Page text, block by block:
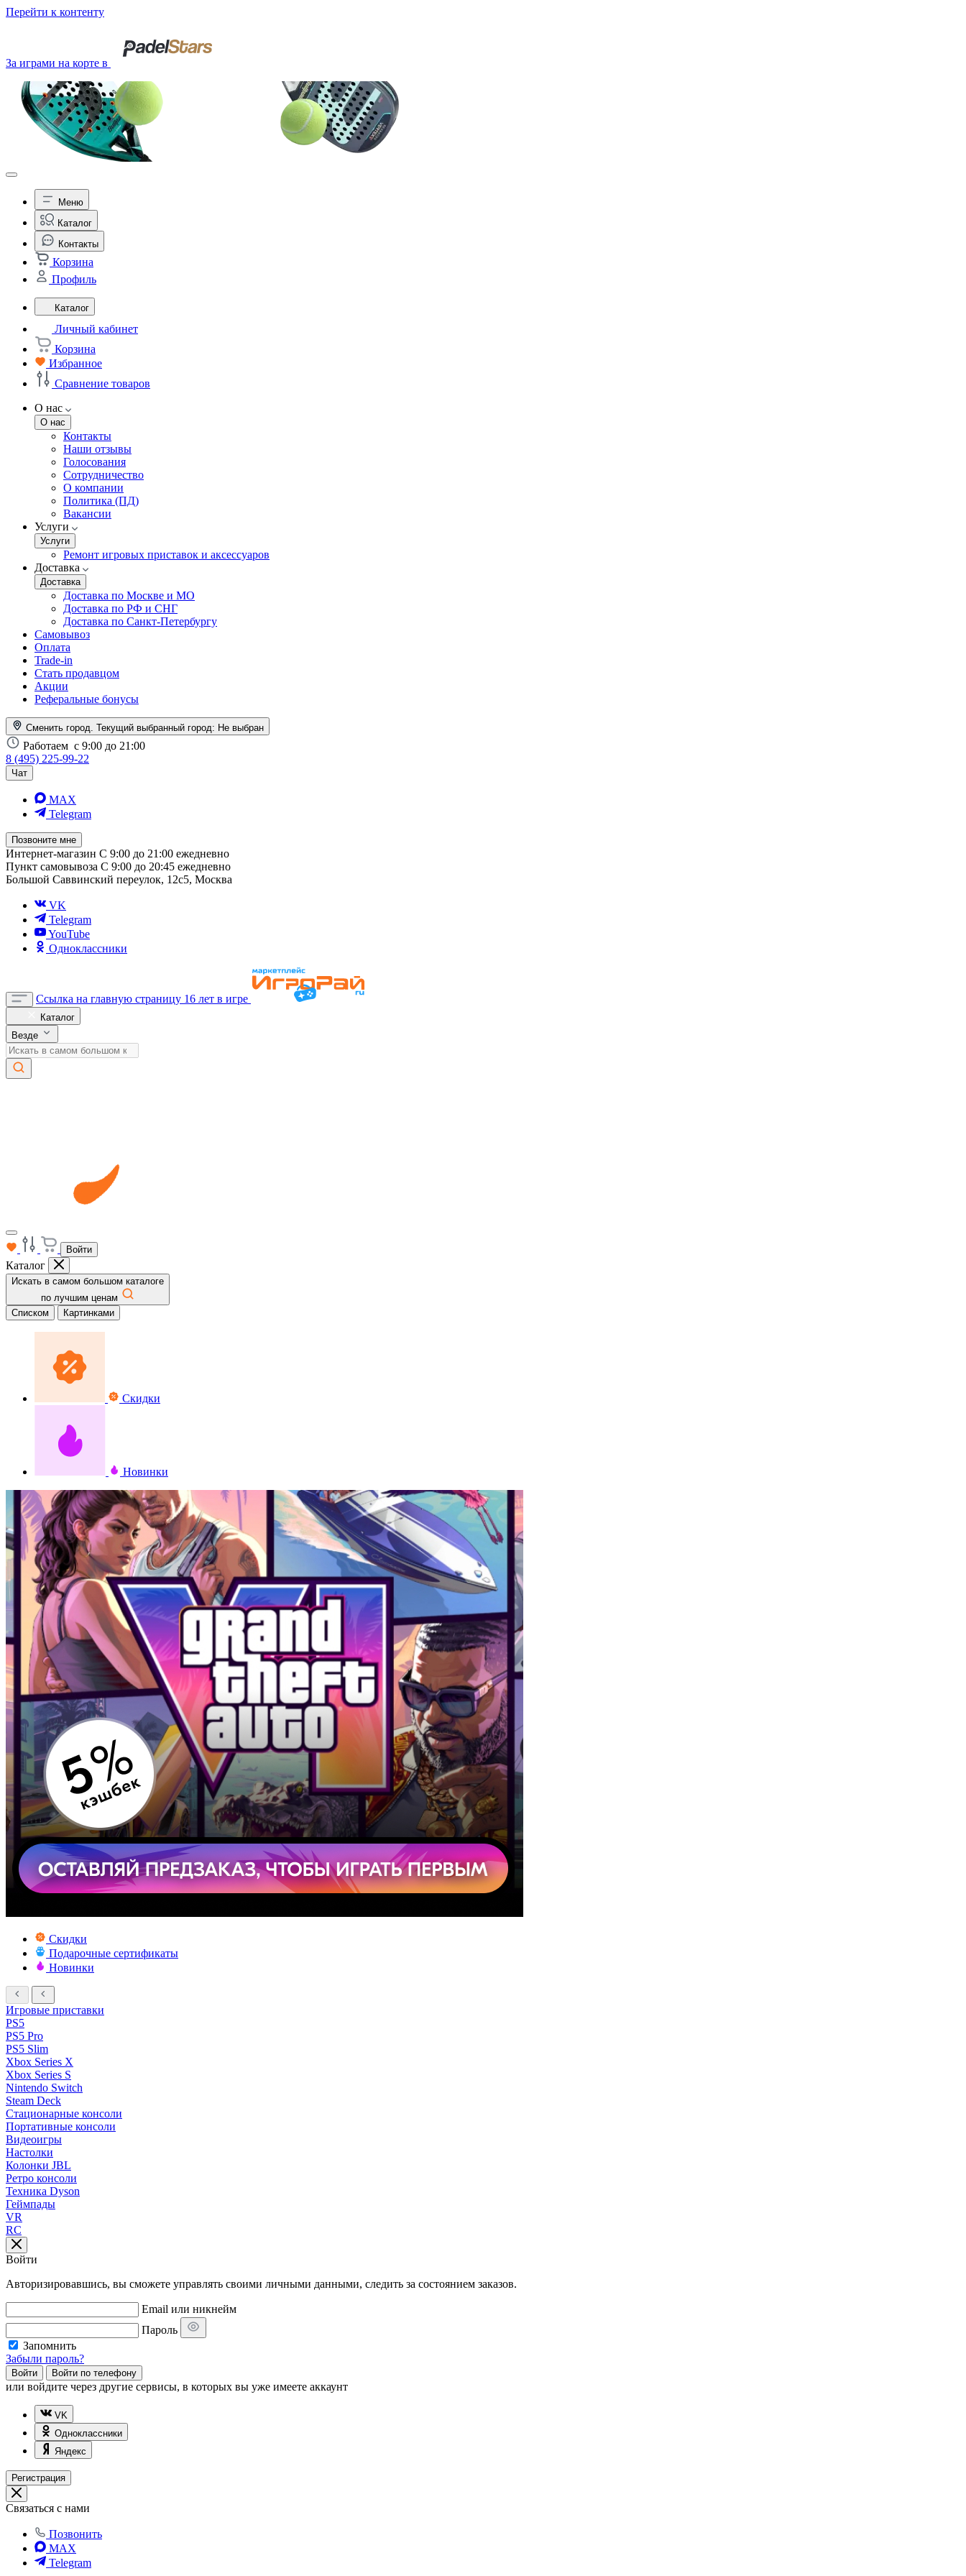
Перейти к контенту
За играми на корте в
Меню
Каталог
Контакты
Корзина
Профиль
Каталог
Личный кабинет
Корзина
Избранное
Сравнение товаров
О нас
О нас
Контакты
Наши отзывы
Голосования
Сотрудничество
О компании
Политика (ПД)
Вакансии
Услуги
Услуги
Ремонт игровых приставок и аксессуаров
Доставка
Доставка
Доставка по Москве и МО
Доставка по РФ и СНГ
Доставка по Санкт-Петербургу
Самовывоз
Оплата
Trade-in
Стать продавцом
Акции
Реферальные бонусы
Сменить город. Текущий выбранный город: Не выбран
Работаем с 9:00 до 21:00
8 (495) 225-99-22
Чат
MAX
Telegram
Позвоните мне
Интернет-магазин С 9:00 до 21:00 ежедневно
Пункт самовывоза С 9:00 до 20:45 ежедневно
Большой Саввинский переулок, 12с5, Москва
VK
Telegram
YouTube
Одноклассники
Ссылка на главную страницу 16 лет в игре
Каталог
Везде
Войти
Каталог
Искать в самом большом каталоге
по лучшим ценам
Списком
Картинками
Скидки
Новинки
Скидки
Подарочные сертификаты
Новинки
Игровые приставки
PS5
PS5 Pro
PS5 Slim
Xbox Series X
Xbox Series S
Nintendo Switch
Steam Deck
Стационарные консоли
Портативные консоли
Видеоигры
Настолки
Колонки JBL
Ретро консоли
Техника Dyson
Геймпады
VR
RC
Войти
Авторизировавшись, вы сможете управлять своими личными данными, следить за состоянием заказов.
Email или никнейм
Пароль
Запомнить
Забыли пароль?
Войти Войти по телефону
или войдите через другие сервисы, в которых вы уже имеете аккаунт
VK
Одноклассники
Яндекс
Регистрация
Связаться с нами
Позвонить
MAX
Telegram